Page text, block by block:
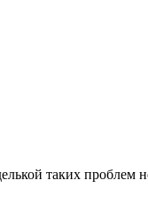
таких проблем